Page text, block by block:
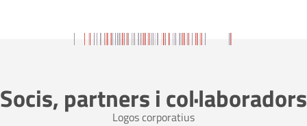
Socis, partners i col·laboradors
Logos corporatius